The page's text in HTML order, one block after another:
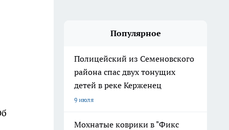
Популярное
Полицейский из Семеновского
района спас двух тонущих
детей в реке Керженец
9 июля
Мохнатые коврики в "Фикс